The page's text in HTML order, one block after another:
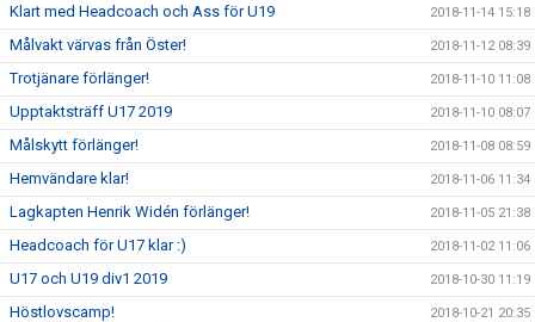
Klart med Headcoach och Ass för U19 2018-11-14 15:18
Målvakt värvas från Öster! 2018-11-12 08:39
Trotjänare förlänger! 2018-11-10 11:08
Upptaktsträff U17 2019 2018-11-10 08:07
Målskytt förlänger! 2018-11-08 08:59
Hemvändare klar! 2018-11-06 11:34
Lagkapten Henrik Widén förlänger! 2018-11-05 21:38
Headcoach för U17 klar :) 2018-11-02 11:06
U17 och U19 div1 2019 2018-10-30 11:19
Höstlovscamp! 2018-10-21 20:35